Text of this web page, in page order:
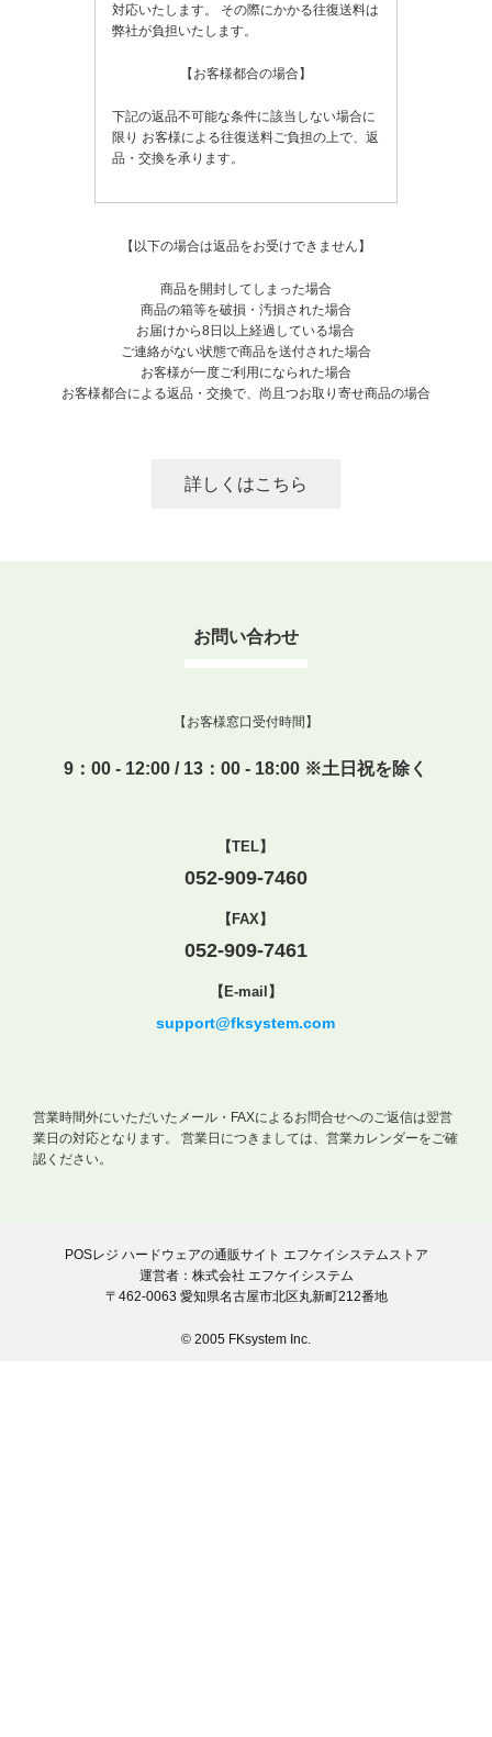
対応いたします。
その際にかかる往復送料は
弊社が負担いたします。
【お客様都合の場合】
下記の返品不可能な条件に該当しない場合に
限り お客様による往復送料ご負担の上で、返
品・交換を承ります。
【以下の場合は返品をお受けできません】
商品を開封してしまった場合
商品の箱等を破損・汚損された場合
お届けから8日以上経過している場合
ご連絡がない状態で商品を送付された場合
お客様が一度ご利用になられた場合
お客様都合による返品・交換で、尚且つお取り寄せ商品の場合
詳しくはこちら
お問い合わせ
【お客様窓口受付時間】
9：00 - 12:00 / 13：00 - 18:00 ※土日祝を除く
【TEL】
052-909-7460
【FAX】
052-909-7461
【E-mail】
support@fksystem.com
営業時間外にいただいたメール・FAXによるお問合せへのご返信は翌営
業日の対応となります。
営業日につきましては、営業カレンダーをご確
認ください。
POSレジ ハードウェアの通販サイト エフケイシステムストア
運営者：株式会社 エフケイシステム
〒462-0063 愛知県名古屋市北区丸新町212番地
© 2005 FKsystem Inc.